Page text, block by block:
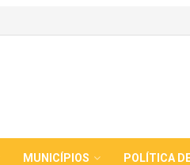
MUNICÍPIOS POLÍTICA